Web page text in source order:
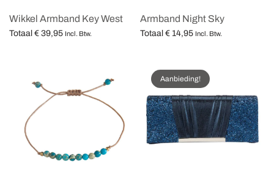
Wikkel Armband Key West
Totaal € 39,95 Incl. Btw.
Armband Night Sky
Totaal € 14,95 Incl. Btw.
Aanbieding!